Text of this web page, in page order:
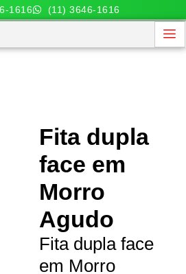
1616 (11) 3646-1616
Fita dupla
face em
Morro
Agudo
Fita dupla face
em Morro